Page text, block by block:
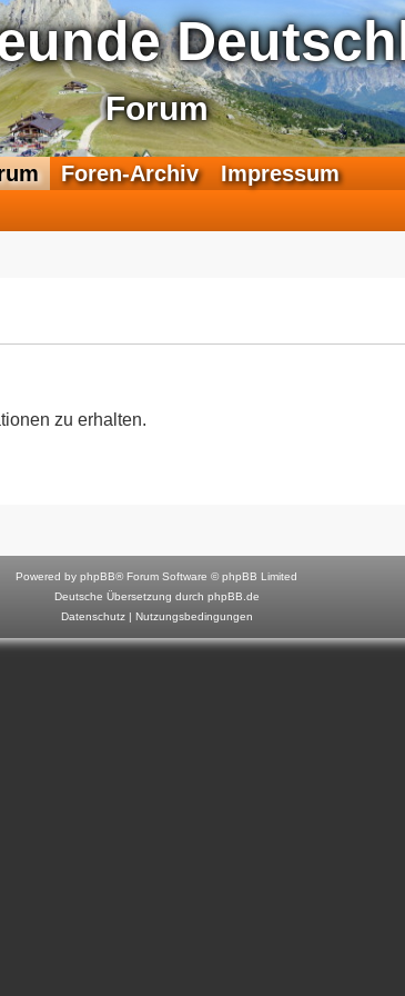
Forum
F
e
a
r
u
m
Foren-Archiv Impressum
zu erhalten.
Powered by phpBB® Forum Software © phpBB Limited
Deutsche Übersetzung durch phpBB.de
Datenschutz| Nutzungsbedingungen